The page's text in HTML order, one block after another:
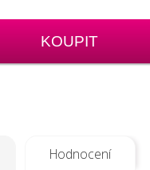
KOUPIT
Hodnocení